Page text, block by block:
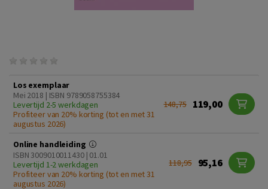
Los exemplaar
Mei 2018 | ISBN 9789058755384
Levertijd 2-5 werkdagen
Profiteer van 20% korting (tot en met 31
augustus 2026)
148,75 119,00
Online handleiding
ISBN 3009010011430 | 01.01
Levertijd 1-2 werkdagen
Profiteer van 20% korting (tot en met 31
augustus 2026)
118,95 95,16